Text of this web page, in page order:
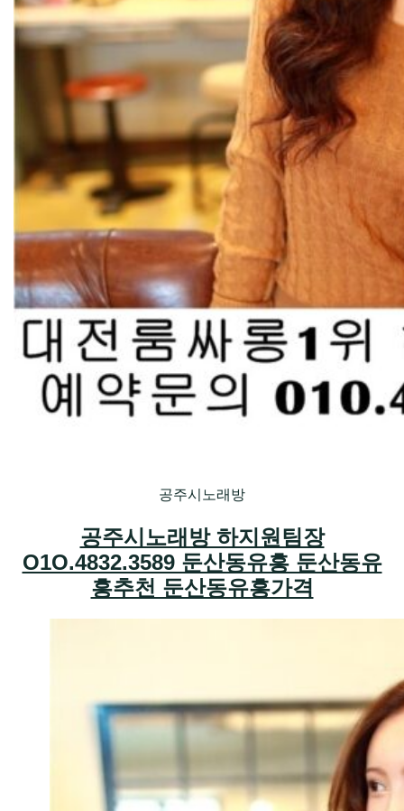
공주시노래방
공주시노래방 하지원팀장
O1O.4832.3589 둔산동유흥 둔산동유
흥추천 둔산동유흥가격